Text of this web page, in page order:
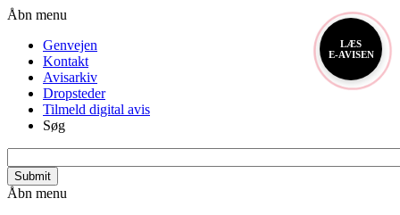
Gå
hovedindhold
Header
Åbn menu
Genvejen
Kontakt
Avisarkiv
Dropsteder
Tilmeld digital avis
Søg
Primær
Åbn menu
LÆS
E-AVISEN